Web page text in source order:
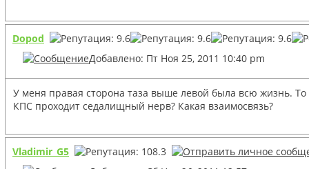
Dopod
Добавлено: Пт Ноя 25, 2011 10:40 pm
У меня правая сторона таза выше левой была всю жизнь. То
КПС проходит седалищный нерв? Какая взаимосвязь?
Vladimir_G5